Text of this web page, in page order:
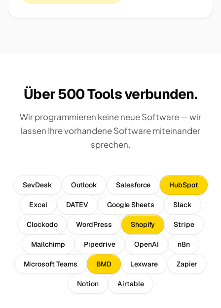
Über 500 Tools verbunden.
Wir programmieren keine neue Software — wir
lassen Ihre vorhandene Software miteinander
sprechen.
SevDesk Outlook Salesforce HubSpot
Excel DATEV Google Sheets Slack
Clockodo WordPress Shopify Stripe
Mailchimp Pipedrive OpenAI n8n
Microsoft Teams BMD Lexware Zapier
Notion Airtable